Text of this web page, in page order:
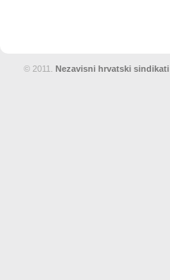
© 2011. Nezavisni hrvatski sindikati